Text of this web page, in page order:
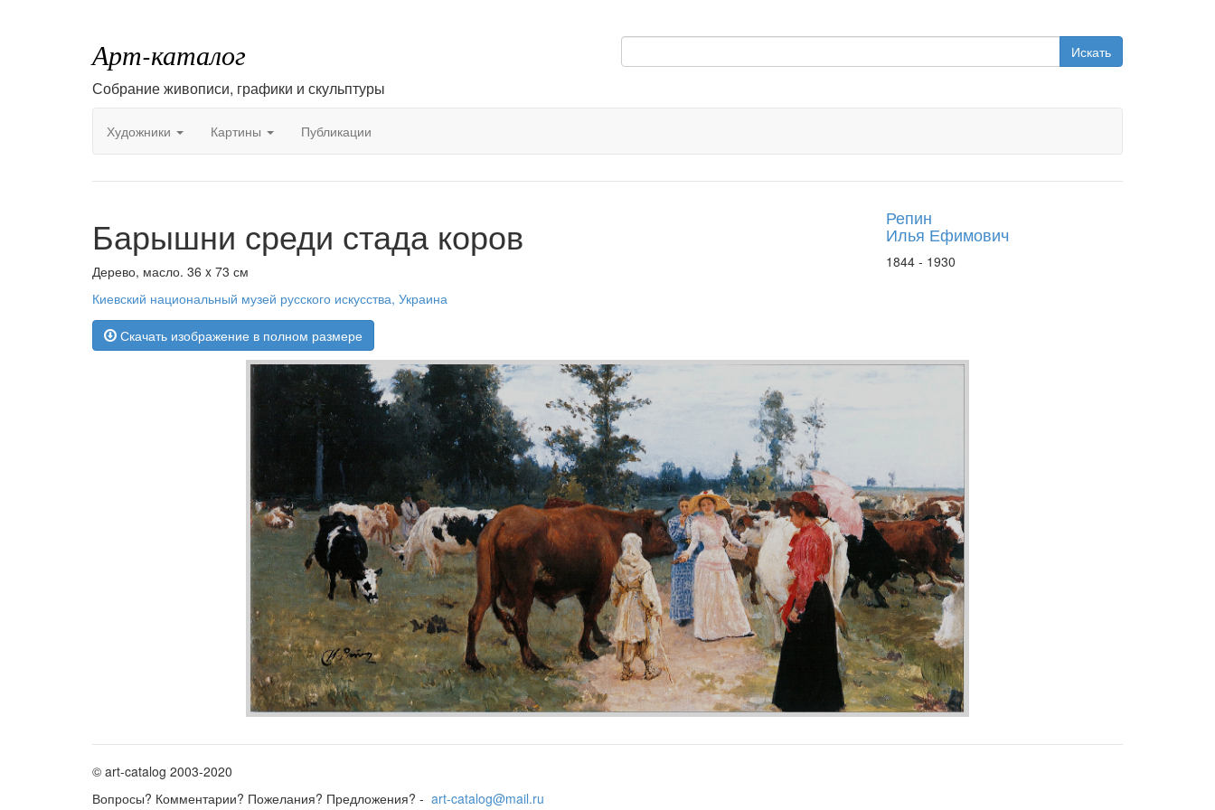
Арт-каталог
Собрание живописи, графики и скульптуры
Искать
Художники Картины Публикации
Барышни среди стада коров
Дерево, масло. 36 x 73 см
Киевский национальный музей русского искусства, Украина
Скачать изображение в полном размере
Репин
Илья Ефимович
1844 - 1930
© art-catalog 2003-2020
Вопросы? Комментарии? Пожелания? Предложения? - art-catalog@mail.ru